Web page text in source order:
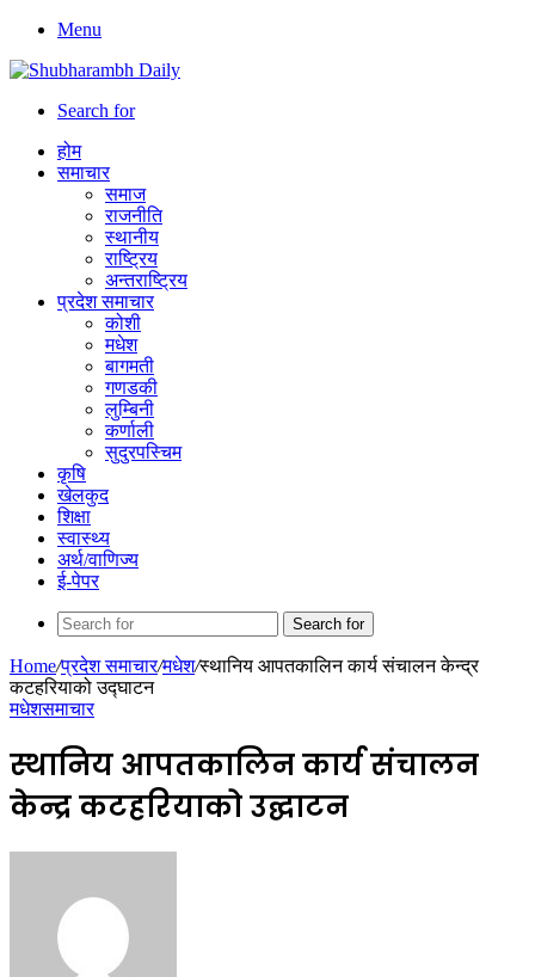
Menu
Search for
होम
समाचार
समाज
राजनीति
स्थानीय
राष्ट्रिय
अन्तराष्ट्रिय
प्रदेश समाचार
कोशी
मधेश
बागमती
गणडकी
लुम्बिनी
कर्णाली
सुदुरपस्चिम
कृषि
खेलकुद
शिक्षा
स्वास्थ्य
अर्थ/वाणिज्य
ई-पेपर
Search for
Home/प्रदेश समाचार/मधेश/स्थानिय आपत‌कालिन कार्य संचालन केन्द्र
कटहरियाको उद्घाटन
मधेशसमाचार
स्थानिय आपत‌कालिन कार्य संचालन
केन्द्र कटहरियाको उद्घाटन